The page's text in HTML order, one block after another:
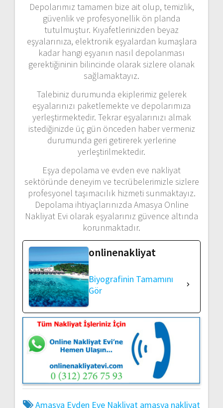
Depolarımız tamamen bize ait olup, temizlik,
güvenlik ve profesyonellik ön planda
tutulmuştur. Kıyafetlerinizden beyaz
eşyalarınıza, elektronik eşyalardan kumaşlara
kadar hangi eşyanın nasıl depolanması
gerektiğininin bilincinde olarak sizlere olanak
sağlamaktayız.
Talebiniz durumunda ekiplerimiz gelerek
eşyalarınızı paketlemekte ve depolarımıza
yerleştirmektedir. Tekrar eşyalarınızı almak
istediğinizde üç gün önceden haber vermeniz
durumunda geri getirerek yerlerine
yerleştirilmektedir.
Eşya depolama ve evden eve nakliyat
sektöründe deneyim ve tecrübelerimizle sizlere
profesyonel taşımacılık hizmeti sunmaktayız.
Depolama ihtiyaçlarınızda Amasya Online
Nakliyat Evi olarak eşyalarınız güvence altında
korunmaktadır.
onlinenakliyat
Biyografinin Tamamını
Gör
Amasya Evden Eve Nakliyat amasya nakliyat